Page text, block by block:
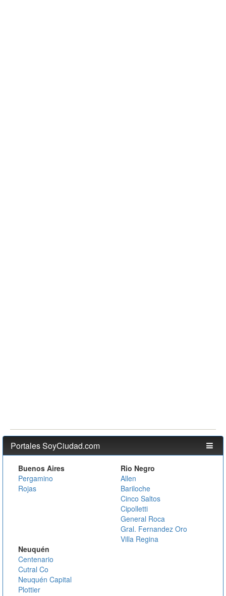
Portales SoyCiudad.com
Buenos Aires
Pergamino
Rojas
Rio Negro
Allen
Bariloche
Cinco Saltos
Cipolletti
General Roca
Gral. Fernandez Oro
Villa Regina
Neuquén
Centenario
Cutral Co
Neuquén Capital
Plottier